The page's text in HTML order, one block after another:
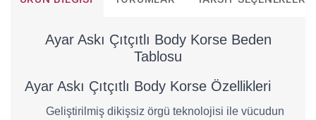
Ayar Askı Çıtçıtlı Body Korse Beden
Tablosu
Ayar Askı Çıtçıtlı Body Korse Özellikleri
Geliştirilmiş dikişsiz örgü teknolojisi ile vücudun